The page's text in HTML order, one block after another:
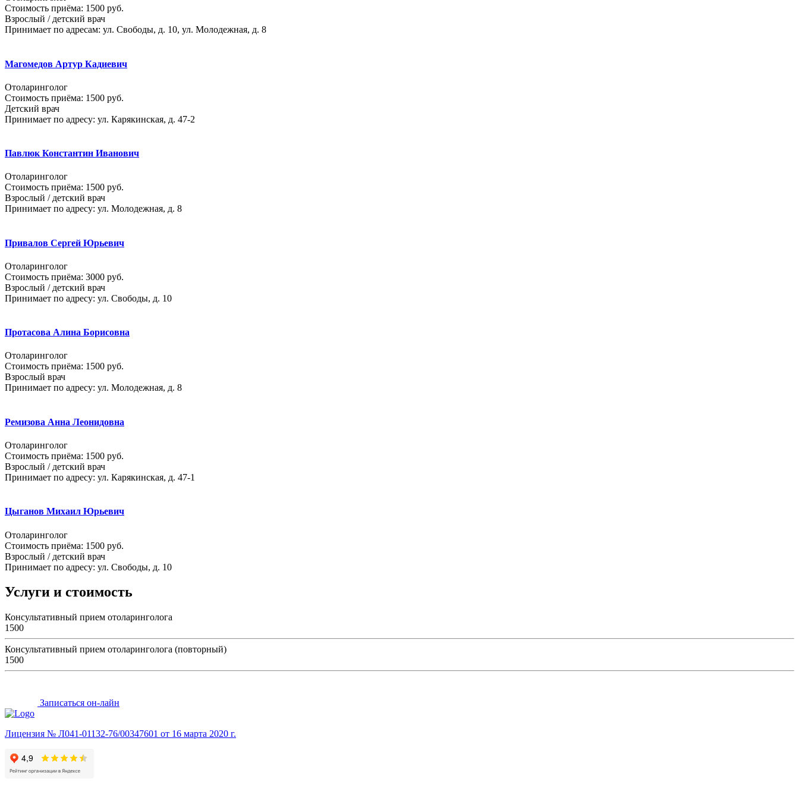
Стоимость приёма: 1500 руб.
Взрослый / детский врач
Принимает по адресам: ул. Свободы, д. 10, ул. Молодежная, д. 8
Магомедов Артур Кадиевич
Отоларинголог
Стоимость приёма: 1500 руб.
Детский врач
Принимает по адресу: ул. Карякинская, д. 47-2
Павлюк Константин Иванович
Отоларинголог
Стоимость приёма: 1500 руб.
Взрослый / детский врач
Принимает по адресу: ул. Молодежная, д. 8
Привалов Сергей Юрьевич
Отоларинголог
Стоимость приёма: 3000 руб.
Взрослый / детский врач
Принимает по адресу: ул. Свободы, д. 10
Протасова Алина Борисовна
Отоларинголог
Стоимость приёма: 1500 руб.
Взрослый врач
Принимает по адресу: ул. Молодежная, д. 8
Ремизова Анна Леонидовна
Отоларинголог
Стоимость приёма: 1500 руб.
Взрослый / детский врач
Принимает по адресу: ул. Карякинская, д. 47-1
Цыганов Михаил Юрьевич
Отоларинголог
Стоимость приёма: 1500 руб.
Взрослый / детский врач
Принимает по адресу: ул. Свободы, д. 10
Услуги и стоимость
Консультативный прием отоларинголога
1500
Консультативный прием отоларинголога (повторный)
1500
Записаться он-лайн
Лицензия № Л041-01132-76/00347601 от 16 марта 2020 г.